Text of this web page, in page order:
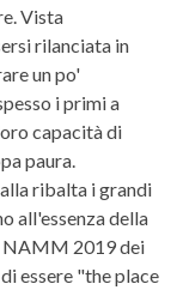
Vista
rilanciata in
un po'
i primi a
capacità di
paura.
ribalta i grandi
all'essenza della
NAMM 2019 dei
essere "the place